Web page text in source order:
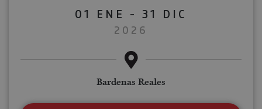
01 ENE - 31 DIC
2026
Bardenas Reales